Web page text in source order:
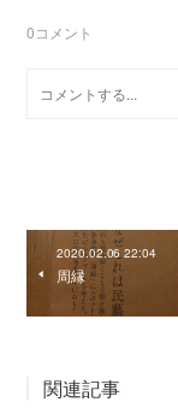
0コメント
2020.02.06 22:04
周縁
関連記事